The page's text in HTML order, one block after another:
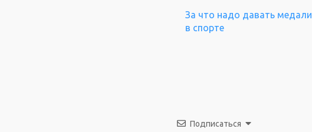
За что надо давать медали
в спорте
Подписаться